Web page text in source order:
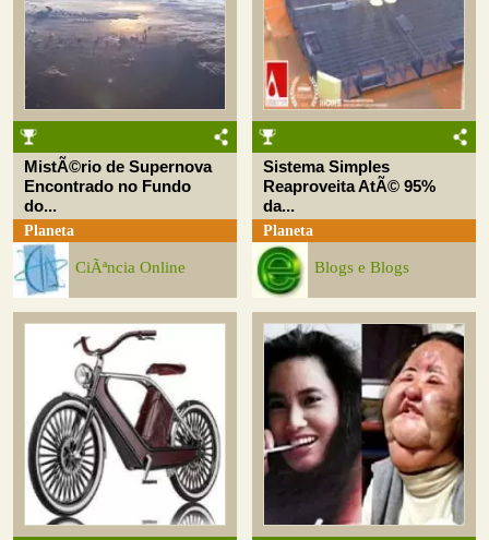
MistÃ©rio de Supernova
Encontrado no Fundo
do...
Planeta
CiÃªncia Online
Sistema Simples
Reaproveita AtÃ© 95%
da...
Planeta
Blogs e Blogs